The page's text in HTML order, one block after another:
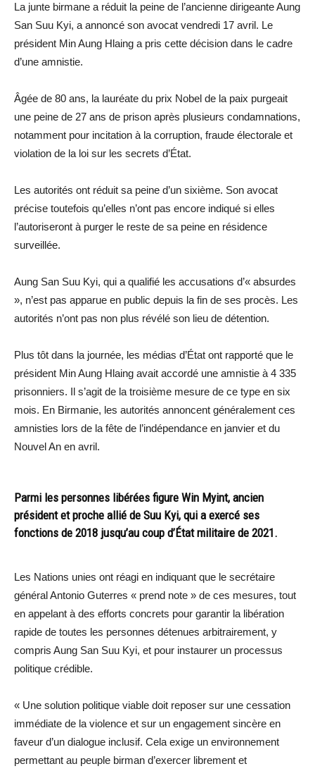
La junte birmane a réduit la peine de l’ancienne dirigeante Aung
San Suu Kyi, a annoncé son avocat vendredi 17 avril. Le
président Min Aung Hlaing a pris cette décision dans le cadre
d’une amnistie.
Âgée de 80 ans, la lauréate du prix Nobel de la paix purgeait
une peine de 27 ans de prison après plusieurs condamnations,
notamment pour incitation à la corruption, fraude électorale et
violation de la loi sur les secrets d’État.
Les autorités ont réduit sa peine d’un sixième. Son avocat
précise toutefois qu’elles n’ont pas encore indiqué si elles
l’autoriseront à purger le reste de sa peine en résidence
surveillée.
Aung San Suu Kyi, qui a qualifié les accusations d’« absurdes
», n’est pas apparue en public depuis la fin de ses procès. Les
autorités n’ont pas non plus révélé son lieu de détention.
Plus tôt dans la journée, les médias d’État ont rapporté que le
président Min Aung Hlaing avait accordé une amnistie à 4 335
prisonniers. Il s’agit de la troisième mesure de ce type en six
mois. En Birmanie, les autorités annoncent généralement ces
amnisties lors de la fête de l’indépendance en janvier et du
Nouvel An en avril.
Parmi les personnes libérées figure Win Myint, ancien
président et proche allié de Suu Kyi, qui a exercé ses
fonctions de 2018 jusqu’au coup d’État militaire de 2021.
Les Nations unies ont réagi en indiquant que le secrétaire
général Antonio Guterres « prend note » de ces mesures, tout
en appelant à des efforts concrets pour garantir la libération
rapide de toutes les personnes détenues arbitrairement, y
compris Aung San Suu Kyi, et pour instaurer un processus
politique crédible.
« Une solution politique viable doit reposer sur une cessation
immédiate de la violence et sur un engagement sincère en
faveur d’un dialogue inclusif. Cela exige un environnement
permettant au peuple birman d’exercer librement et